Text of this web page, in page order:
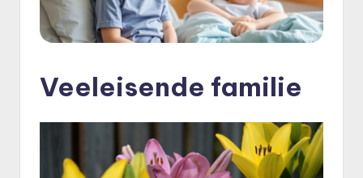
Veeleisende familie